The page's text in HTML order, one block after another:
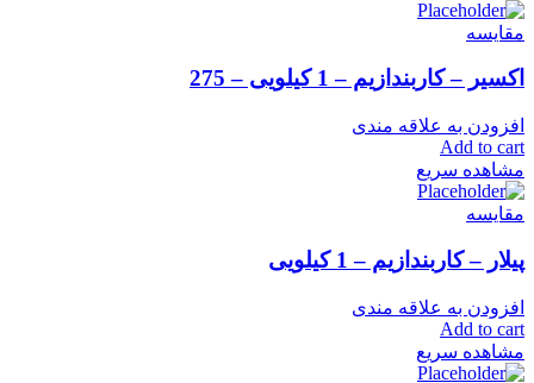
مقایسه
اکسیر – کاربندازیم – 1 کیلویی – 275
افزودن به علاقه مندی
Add to cart
مشاهده سریع
مقایسه
پیلار – کاربندازیم – 1 کیلویی
افزودن به علاقه مندی
Add to cart
مشاهده سریع